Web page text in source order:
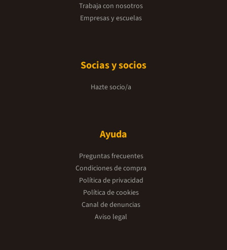
Trabaja con nosotros
Empresas y escuelas
Socias y socios
Hazte socio/a
Ayuda
Preguntas frecuentes
Condiciones de compra
Política de privacidad
Política de cookies
Canal de denuncias
Aviso legal